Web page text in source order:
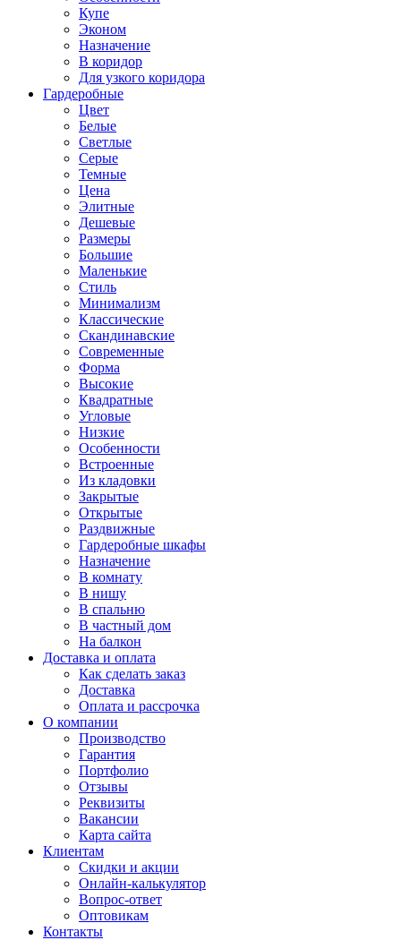
Купе
Эконом
Назначение
В коридор
Для узкого коридора
Гардеробные
Цвет
Белые
Светлые
Серые
Темные
Цена
Элитные
Дешевые
Размеры
Большие
Маленькие
Стиль
Минимализм
Классические
Скандинавские
Современные
Форма
Высокие
Квадратные
Угловые
Низкие
Особенности
Встроенные
Из кладовки
Закрытые
Открытые
Раздвижные
Гардеробные шкафы
Назначение
В комнату
В нишу
В спальню
В частный дом
На балкон
Доставка и оплата
Как сделать заказ
Доставка
Оплата и рассрочка
О компании
Производство
Гарантия
Портфолио
Отзывы
Реквизиты
Вакансии
Карта сайта
Клиентам
Скидки и акции
Онлайн-калькулятор
Вопрос-ответ
Оптовикам
Контакты